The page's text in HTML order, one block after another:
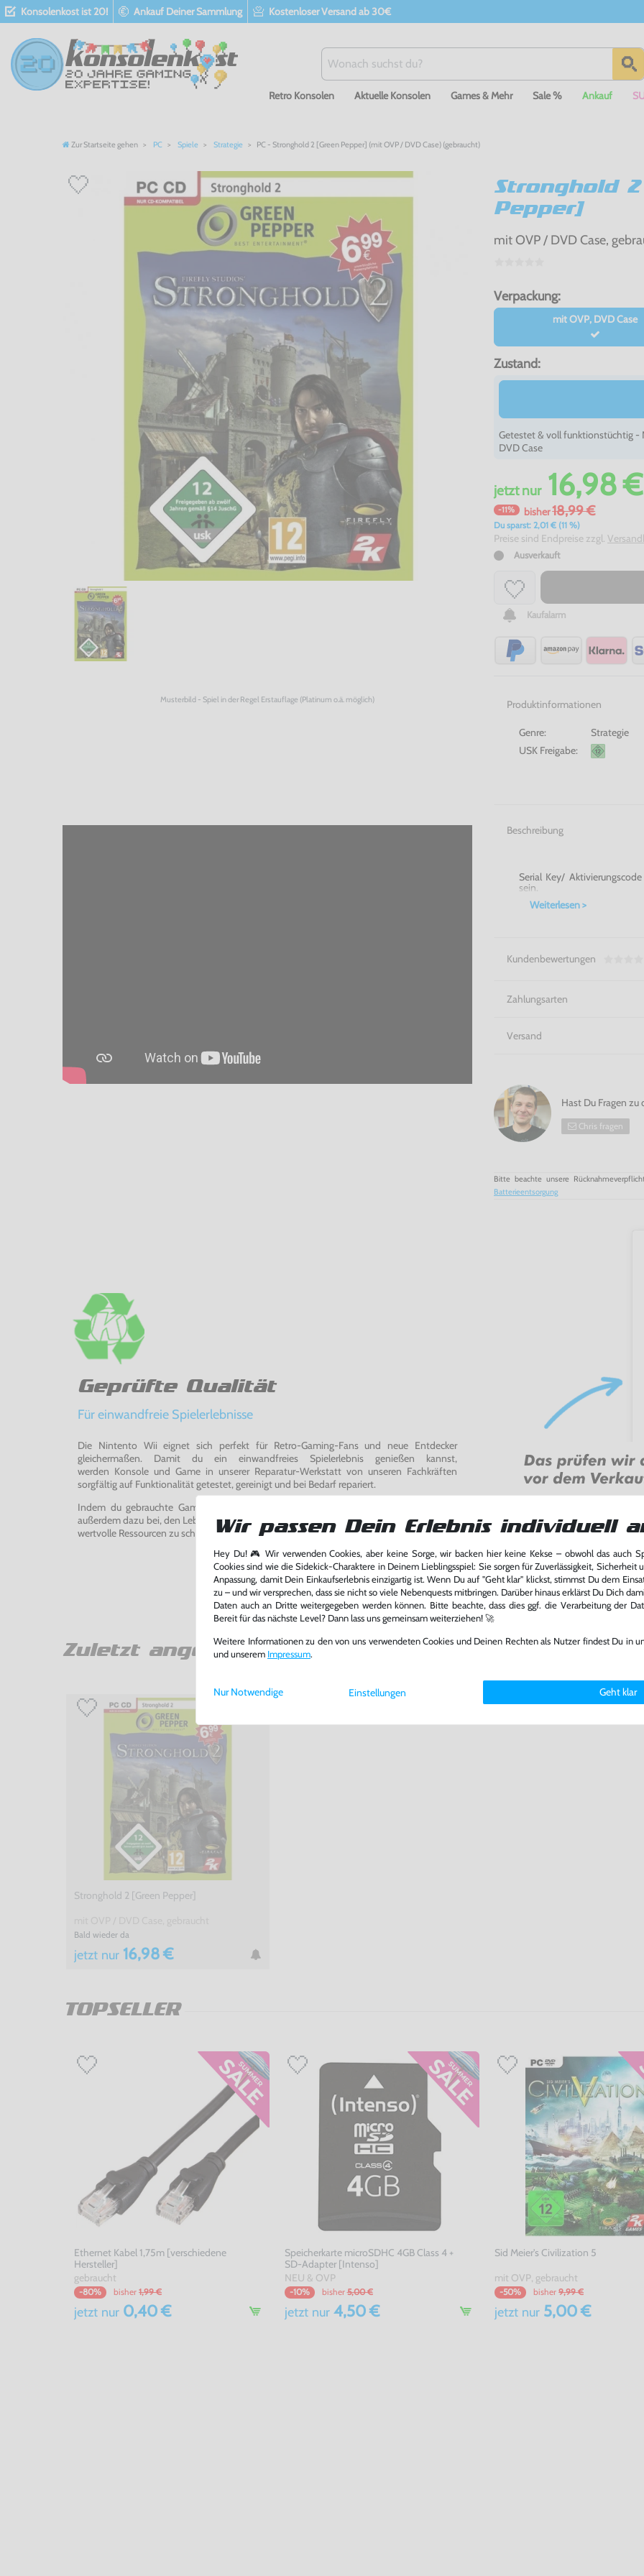
Konsolenkost ist 20! Ankauf Deiner Sammlung Kostenloser Versand ab 30€
Retro Konsolen Aktuelle Konsolen Games & Mehr Sale % Ankauf
Zur Startseite gehen PC Spiele Strategie PC - Stronghold 2 [Green Pepper] (mit OVP / DVD Case) (gebraucht)
Musterbild - Spiel in der Regel Erstauflage (Platinum o.ä. möglich)
Stronghold
Pepper]
mit OVP / DVD Case,
Verpackung:
mit OVP, DVD Case
Zustand:
Getestet & voll funktionstüchtig -
DVD Case
jetztnur16,98 €
-11% bisher18,99 €
Du sparst: 2,01 € (11 %)
Preise sind Endpreise zzgl.
Ausverkauft
Kaufalarm
Produktinformationen
Genre: Strategie
USK Freigabe:
Beschreibung
Serial Key/
sein.
Weiterlesen >
Kundenbewertungen
Zahlungsarten
Versand
Hast Du Fragen zu
Chris fragen
Bitte beachte unsere
Batterieentsorgung
Geprüfte Qualität
Für einwandfreie Spielerlebnisse
Die Nintento Wii eignet sich perfekt für Retro-Gaming-Fans und neue Entdecker
gleichermaßen. Damit du ein einwandfreies Spielerlebnis genießen kannst,
werden Konsole und Game in unserer Reparatur-Werkstatt von unseren Fachkräften
sorgfältig auf Funktionalität getestet, gereinigt und bei Bedarf repariert.
Indem du gebrauchte Games und Konsolen bei uns kaufst oder verkaufst, trägst du
außerdem dazu bei, den Lebenszyklus von Konsolen und Games zu verlängern und damit
wertvolle Ressourcen zu schonen und Abfall zu vermeiden.
Zuletzt angesehen
Stronghold 2 [Green Pepper]
Bald wieder da
jetzt nur 16,98 €
TOPSELLER
Ethernet Kabel 1,75m [verschiedene
Hersteller]
gebraucht
-80% bisher 1,99 €
jetzt nur 0,40 €
Speicherkarte microSDHC 4GB Class 4 +
SD-Adapter [Intenso]
NEU & OVP
-10% bisher 5,00 €
jetzt nur4,50 €
Sid Meier's Civilization 5
mit OVP, gebraucht
-50% bisher 9,99 €
jetzt nur 5,00 €
Wir passen Dein Erlebnis individuell
Hey Du! 🎮 Wir verwenden Cookies, aber keine Sorge, wir backen hier keine Kekse – obwohl das auch
Cookies sind wie die Sidekick-Charaktere in Deinem Lieblingsspiel: Sie sorgen für Zuverlässigkeit, Sicherheit
Anpassung, damit Dein Einkaufserlebnis einzigartig ist. Wenn Du auf "Geht klar" klickst, stimmst Du dem
zu – und wir versprechen, dass sie nicht so viele Nebenquests mitbringen. Darüber hinaus erklärst Du Dich
Daten auch an Dritte weitergegeben werden können. Bitte beachte, dass dies ggf. die Verarbeitung der
Bereit für das nächste Level? Dann lass uns gemeinsam weiterziehen! 🚀
Weitere Informationen zu den von uns verwendeten Cookies und Deinen Rechten als Nutzer findest Du in
und unserem Impressum.
Einstellungen Geht klar
Nur Notwendige